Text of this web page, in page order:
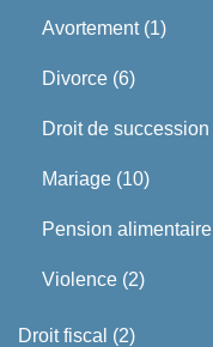
Avortement(1)
Divorce (6)
Droit de succession
Mariage (10)
Pension alimentaire
Violence (2)
Droit fiscal (2)